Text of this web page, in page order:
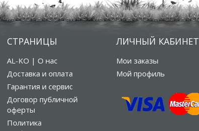
СТРАНИЦЫ
AL-KO | О нас
Доставка и оплата
Гарантия и сервис
Договор публичной
оферты
Политика
ЛИЧНЫЙ КАБИНЕТ
Мои заказы
Мой профиль